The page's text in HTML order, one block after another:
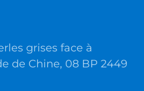
grises face à
de Chine, 08 BP 2449